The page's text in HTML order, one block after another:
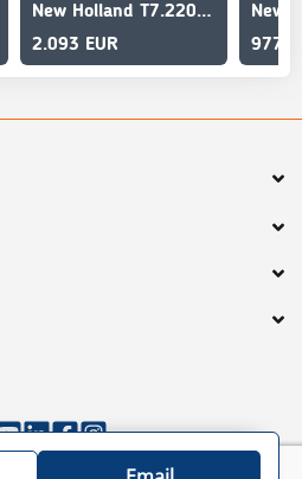
New Holland T7.220 Auto Command 84559343 gearbox clutch basket
2.093 EUR
977